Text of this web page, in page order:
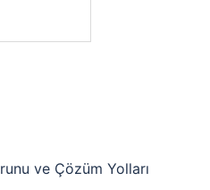
ve Çözüm Yolları